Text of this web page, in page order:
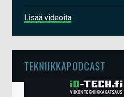
Lisää videoita
TEKNIIKKAPODCAST